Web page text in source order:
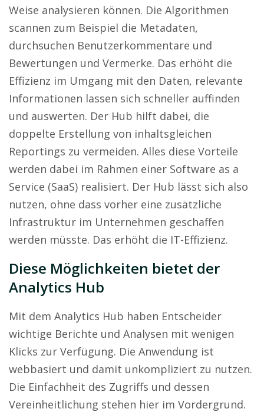
Weise analysieren können. Die Algorithmen
scannen zum Beispiel die Metadaten,
durchsuchen Benutzerkommentare und
Bewertungen und Vermerke. Das erhöht die
Effizienz im Umgang mit den Daten, relevante
Informationen lassen sich schneller auffinden
und auswerten. Der Hub hilft dabei, die
doppelte Erstellung von inhaltsgleichen
Reportings zu vermeiden. Alles diese Vorteile
werden dabei im Rahmen einer Software as a
Service (SaaS) realisiert. Der Hub lässt sich also
nutzen, ohne dass vorher eine zusätzliche
Infrastruktur im Unternehmen geschaffen
werden müsste. Das erhöht die IT-Effizienz.
Diese Möglichkeiten bietet der
Analytics Hub
Mit dem Analytics Hub haben Entscheider
wichtige Berichte und Analysen mit wenigen
Klicks zur Verfügung. Die Anwendung ist
webbasiert und damit unkompliziert zu nutzen.
Die Einfachheit des Zugriffs und dessen
Vereinheitlichung stehen hier im Vordergrund.